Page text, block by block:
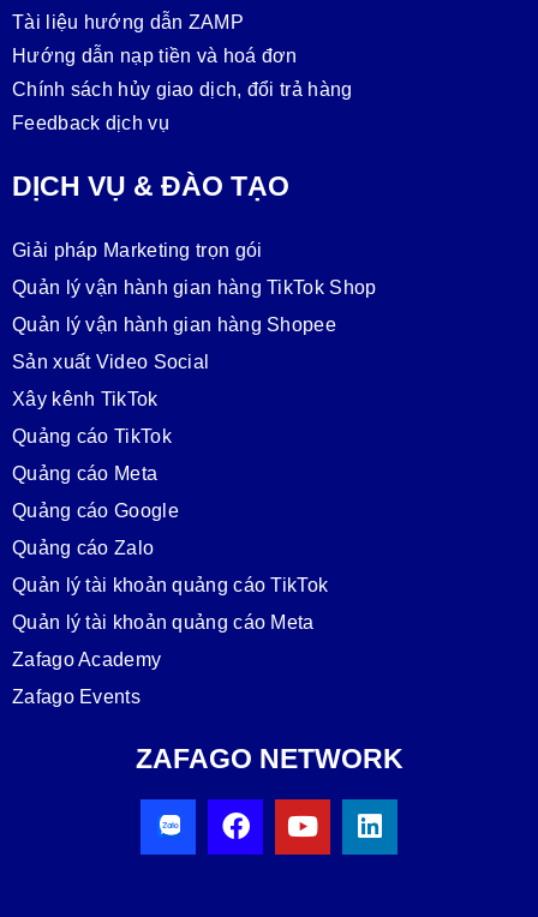
Tài liệu hướng dẫn ZAMP
Hướng dẫn nạp tiền và hoá đơn
Chính sách hủy giao dịch, đổi trả hàng
Feedback dịch vụ
DỊCH VỤ & ĐÀO TẠO
Giải pháp Marketing trọn gói
Quản lý vận hành gian hàng TikTok Shop
Quản lý vận hành gian hàng Shopee
Sản xuất Video Social
Xây kênh TikTok
Quảng cáo TikTok
Quảng cáo Meta
Quảng cáo Google
Quảng cáo Zalo
Quản lý tài khoản quảng cáo TikTok
Quản lý tài khoản quảng cáo Meta
Zafago Academy
Zafago Events
ZAFAGO NETWORK